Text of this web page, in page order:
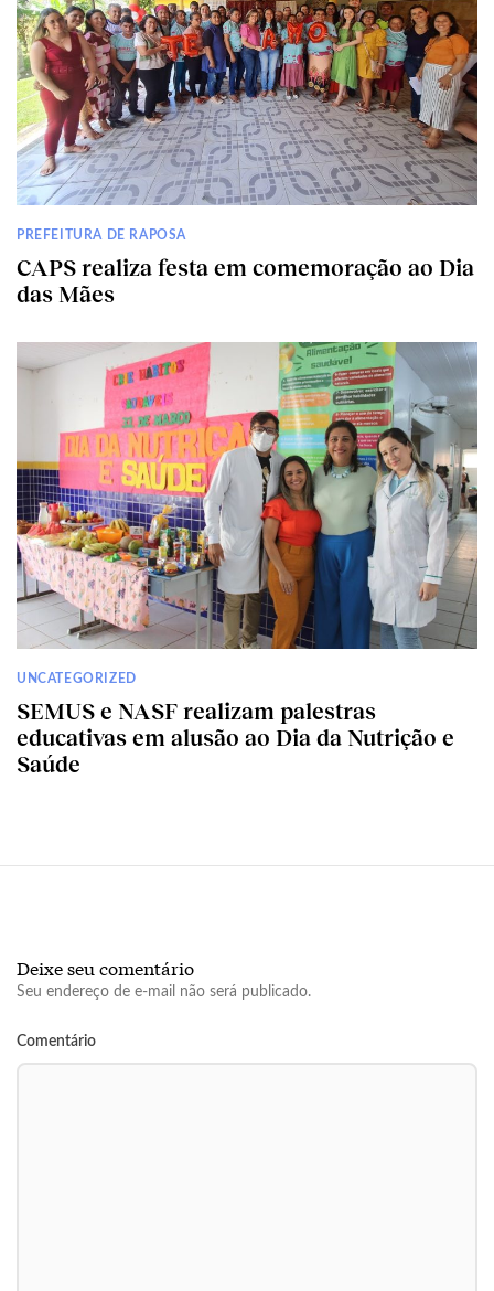
PREFEITURA DE RAPOSA
CAPS realiza festa em comemoração ao Dia
das Mães
UNCATEGORIZED
SEMUS e NASF realizam palestras
educativas em alusão ao Dia da Nutrição e
Saúde
Deixe seu comentário
Seu endereço de e-mail não será publicado.
Comentário